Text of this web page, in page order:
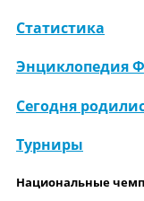
Статистика
Энциклопедия
Сегодня
Турниры
Национальные